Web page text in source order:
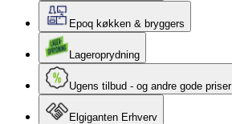
Epoq køkken & bryggers
Lageroprydning
Ugens tilbud - og andre gode priser
Elgiganten Erhverv